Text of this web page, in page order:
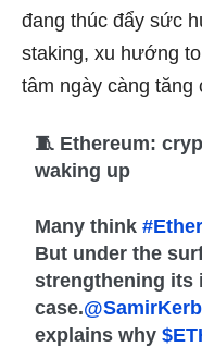
đang thúc đẩy sức
staking, xu hướng
tâm ngày càng tăng
🧵 Ethereum:
waking up
Many think
But under the
strengthening its
case.
explains why